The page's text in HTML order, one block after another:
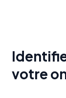
votre